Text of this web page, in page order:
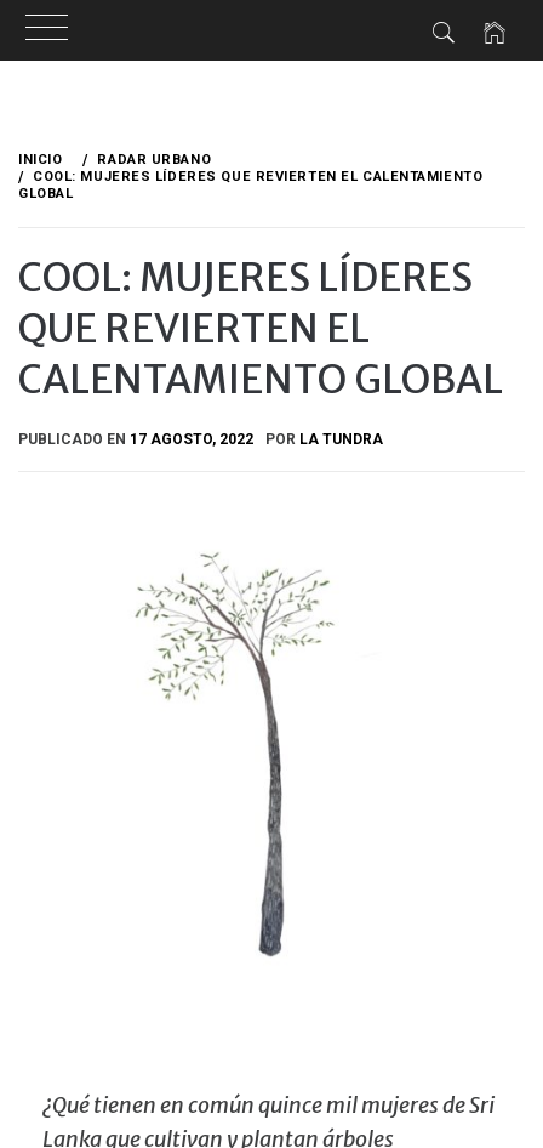
contenido
INICIO
RADAR URBANO
COOL: MUJERES LÍDERES QUE REVIERTEN EL CALENTAMIENTO
GLOBAL
COOL: MUJERES LÍDERES
QUE REVIERTEN EL
CALENTAMIENTO GLOBAL
PUBLICADO EN 17 AGOSTO, 2022 POR LA TUNDRA
¿Qué tienen en común quince mil mujeres de Sri
Lanka que cultivan y plantan árboles